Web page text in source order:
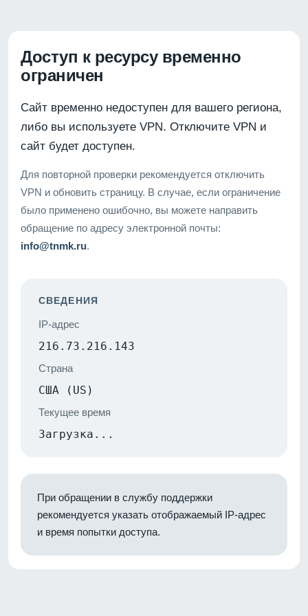
Доступ к ресурсу временно
ограничен
Сайт временно недоступен для вашего региона,
либо вы используете VPN. Отключите VPN и
сайт будет доступен.
Для повторной проверки рекомендуется отключить
VPN и обновить страницу. В случае, если ограничение
было применено ошибочно, вы можете направить
обращение по адресу электронной почты:
info@tnmk.ru.
СВЕДЕНИЯ
IP-адрес
216.73.216.143
Страна
США (US)
Текущее время
Загрузка...
При обращении в службу поддержки
рекомендуется указать отображаемый IP-адрес
и время попытки доступа.